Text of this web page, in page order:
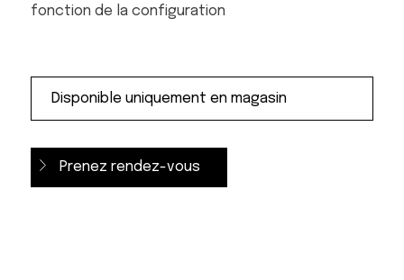
fonction de la configuration
Prenez rendez-vous